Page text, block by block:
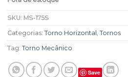
SKU: MS-175S
Categorias: Torno Horizontal , Tornos
Tag: Torno Mecânico
Save